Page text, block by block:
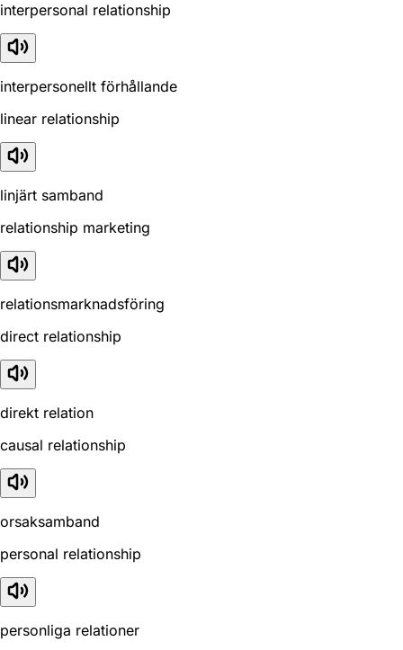
interpersonal relationship
interpersonellt förhållande
linear relationship
linjärt samband
relationship marketing
relationsmarknadsföring
direct relationship
direkt relation
causal relationship
orsaksamband
personal relationship
personliga relationer